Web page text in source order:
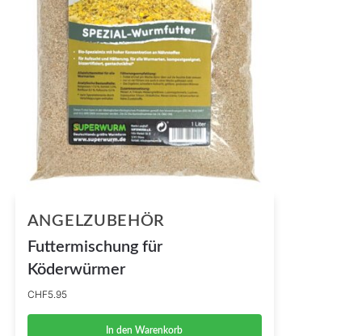
ANGELZUBEHÖR
Futtermischung für
Köderwürmer
CHF5.95
In den Warenkorb